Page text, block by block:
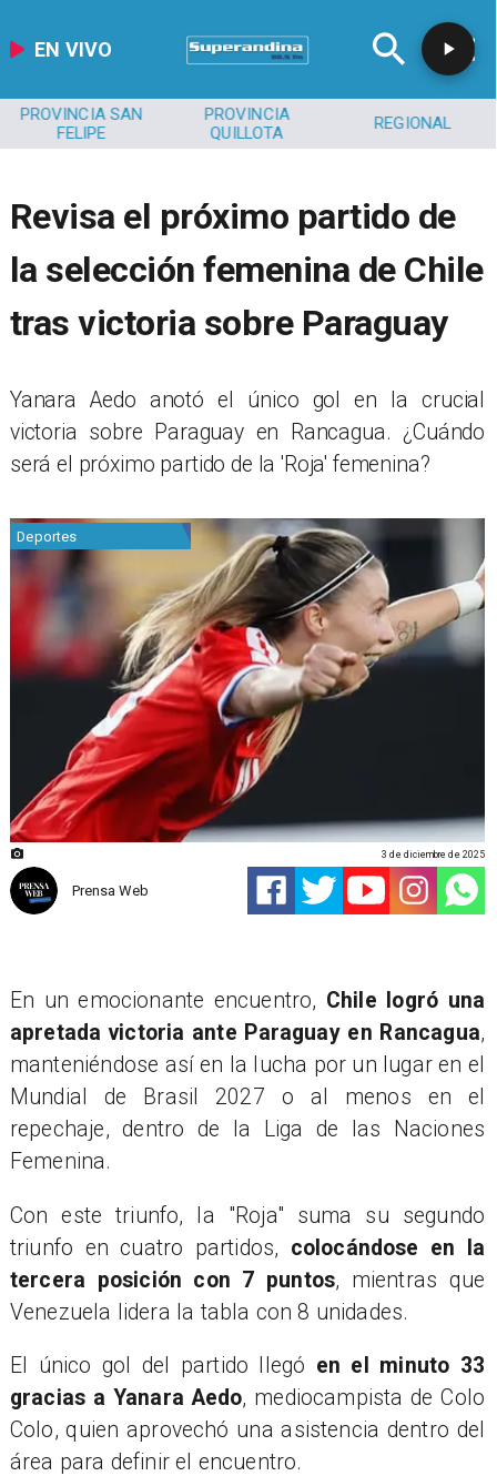
EN VIVO
PROVINCIA SAN
FELIPE
PROVINCIA
QUILLOTA
REGIONAL
Revisa el próximo partido de
la selección femenina de Chile
tras victoria sobre Paraguay
Yanara Aedo anotó el único gol en la crucial
victoria sobre Paraguay en Rancagua. ¿Cuándo
será el próximo partido de la 'Roja' femenina?
Deportes
Prensa Web
3 de diciembre de 2025
En un emocionante encuentro, Chile logró una
apretada victoria ante Paraguay en Rancagua,
manteniéndose así en la lucha por un lugar en el
Mundial de Brasil 2027 o al menos en el
repechaje, dentro de la Liga de las Naciones
Femenina.
Con este triunfo, la "Roja" suma su segundo
triunfo en cuatro partidos, colocándose en la
tercera posición con 7 puntos, mientras que
Venezuela lidera la tabla con 8 unidades.
El único gol del partido llegó en el minuto 33
gracias a Yanara Aedo, mediocampista de Colo
Colo, quien aprovechó una asistencia dentro del
área para definir el encuentro.